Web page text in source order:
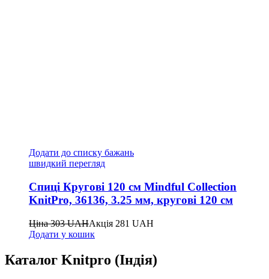
Додати до списку бажань
швидкий перегляд
Спиці Кругові 120 см Mindful Collection
KnitPro, 36136, 3.25 мм, кругові 120 см
Ціна303UAHАкція 281 UAH
Додати у кошик
Каталог Knitpro (Індія)